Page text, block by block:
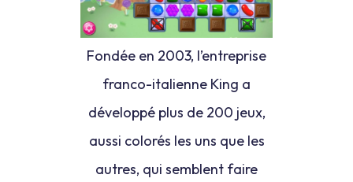
Fondée en 2003, l’entreprise
franco-italienne King a
développé plus de 200 jeux,
aussi colorés les uns que les
autres, qui semblent faire